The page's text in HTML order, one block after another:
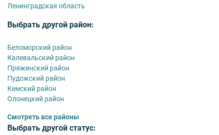
Ленинградская область
Выбрать другой район:
Беломорский район
Калевальский район
Пряжинский район
Пудожский район
Кемский район
Олонецкий район
Смотреть все районы
Выбрать другой статус: